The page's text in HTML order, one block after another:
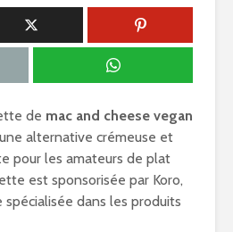
de mac and cheese vegan
alternative crémeuse et
pour les amateurs de plat
est sponsorisée par Koro,
dans les produits